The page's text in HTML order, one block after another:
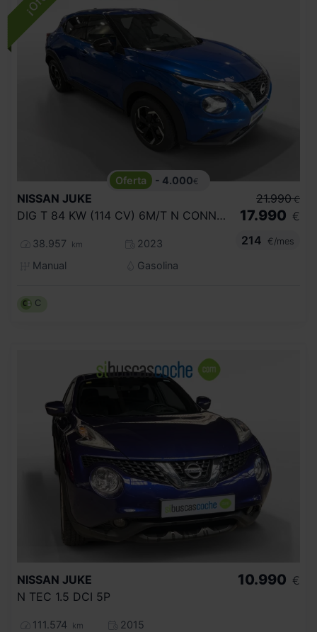
- 4.000€
NISSAN JUKE
DIG T 84 KW (114 CV) 6M/T N CONNECTA
38.957 km
2023
Manual
Gasolina
21.990 €
17.990 €
214
€/mes
C
NISSAN JUKE
N TEC 1.5 DCI 5P
111.574 km
2015
10.990 €